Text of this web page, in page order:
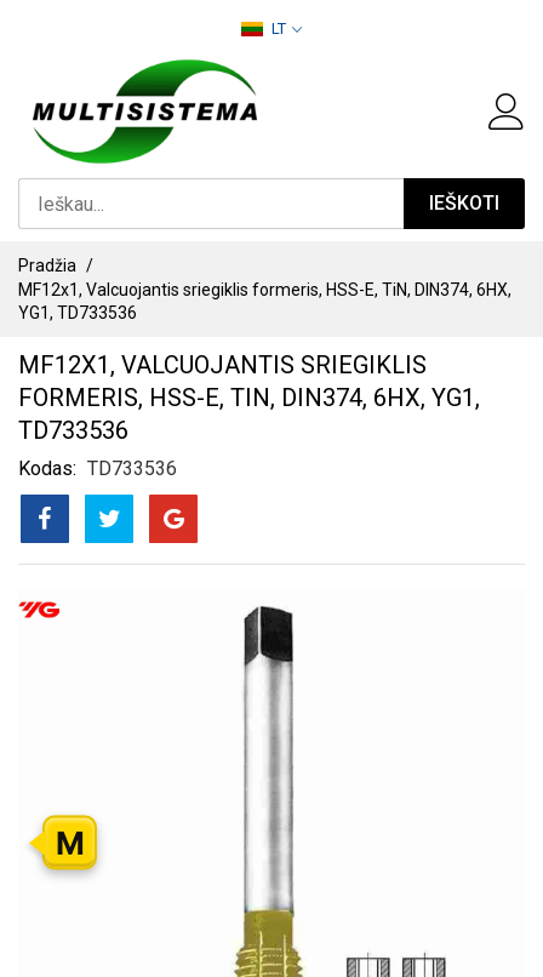
LT
IEŠKOTI
Pradžia
MF12x1, Valcuojantis sriegiklis formeris, HSS-E, TiN, DIN374, 6HX,
YG1, TD733536
MF12X1, VALCUOJANTIS SRIEGIKLIS
FORMERIS, HSS-E, TIN, DIN374, 6HX, YG1,
TD733536
Kodas TD733536
PEREITI
M